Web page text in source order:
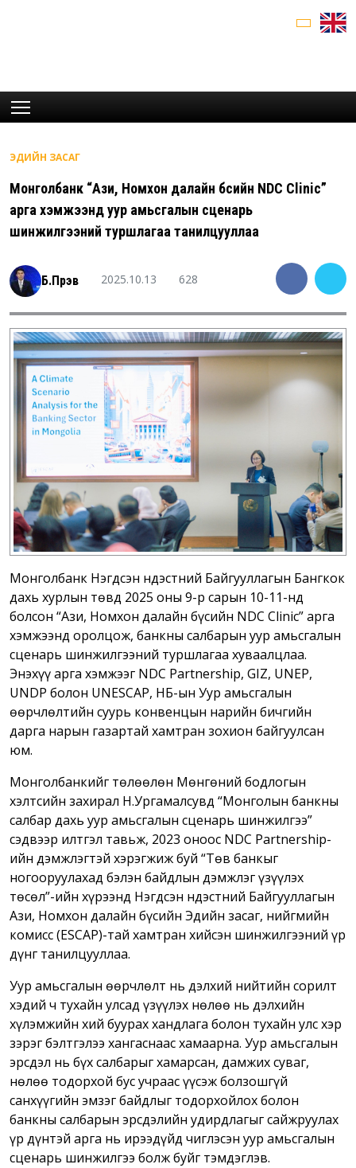
ЭДИЙН ЗАСАГ
Монголбанк “Ази, Номхон далайн бүсийн NDC Clinic”
арга хэмжээнд уур амьсгалын сценарь
шинжилгээний туршлагаа танилцууллаа
Б.Пүрэв 2025.10.13 628
Монголбанк Нэгдсэн Үндэстний Байгууллагын Бангкок
дахь хурлын төвд 2025 оны 9-р сарын 10-11-нд
болсон “Ази, Номхон далайн бүсийн NDC Clinic” арга
хэмжээнд оролцож, банкны салбарын уур амьсгалын
сценарь шинжилгээний туршлагаа хуваалцлаа.
Энэхүү арга хэмжээг NDC Partnership, GIZ, UNEP,
UNDP болон UNESCAP, НҮБ-ын Уур амьсгалын
өөрчлөлтийн суурь конвенцын нарийн бичгийн
дарга нарын газартай хамтран зохион байгуулсан
юм.
Монголбанкийг төлөөлөн Мөнгөний бодлогын
хэлтсийн захирал Н.Ургамалсувд “Монголын банкны
салбар дахь уур амьсгалын сценарь шинжилгээ”
сэдвээр илтгэл тавьж, 2023 оноос NDC Partnership-
ийн дэмжлэгтэй хэрэгжиж буй “Төв банкыг
ногооруулахад бэлэн байдлын дэмжлэг үзүүлэх
төсөл”-ийн хүрээнд Нэгдсэн Үндэстний Байгууллагын
Ази, Номхон далайн бүсийн Эдийн засаг, нийгмийн
комисс (ESCAP)-тай хамтран хийсэн шинжилгээний үр
дүнг танилцууллаа.
Уур амьсгалын өөрчлөлт нь дэлхий нийтийн сорилт
хэдий ч тухайн улсад үзүүлэх нөлөө нь дэлхийн
хүлэмжийн хий буурах хандлага болон тухайн улс хэр
зэрэг бэлтгэлээ хангаснаас хамаарна. Уур амьсгалын
эрсдэл нь бүх салбарыг хамарсан, дамжих суваг,
нөлөө тодорхой бус учраас үүсэж болзошгүй
санхүүгийн эмзэг байдлыг тодорхойлох болон
банкны салбарын эрсдэлийн удирдлагыг сайжруулах
үр дүнтэй арга нь ирээдүйд чиглэсэн уур амьсгалын
сценарь шинжилгээ болж буйг тэмдэглэв.